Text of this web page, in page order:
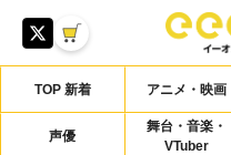
TOP 新着 アニメ・映画
声優
舞台・音楽・
VTuber